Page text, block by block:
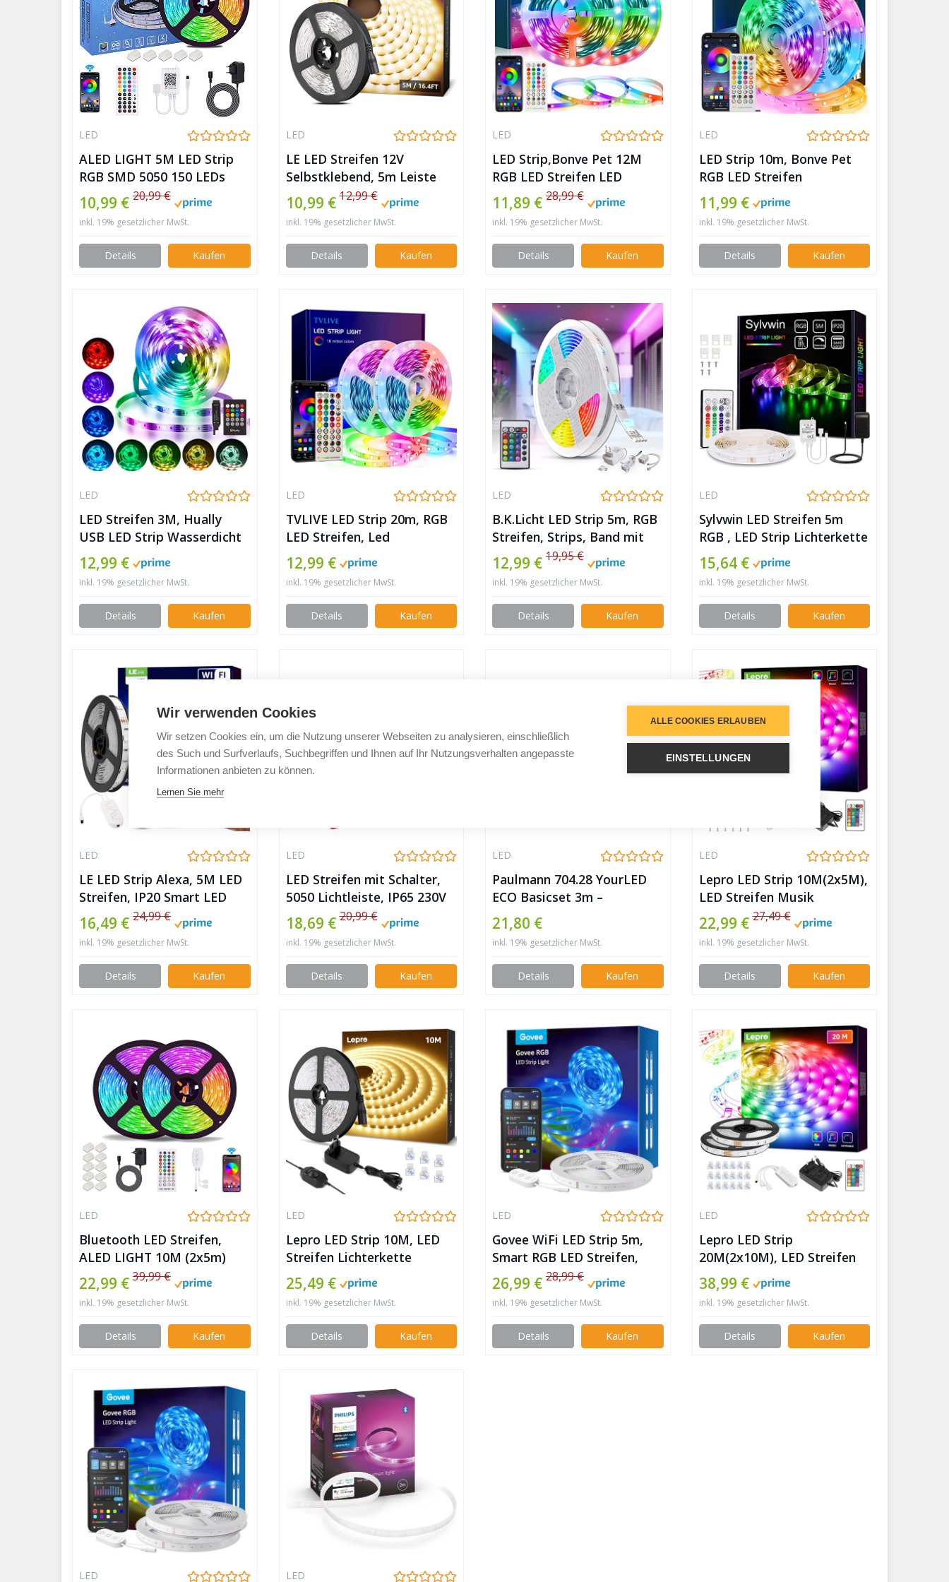
LED
ALED LIGHT 5M LED Strip
RGB SMD 5050 150 LEDs
Bluetooth LED Streifen, LED
Band, 12V Netzteil & 44 Key
Fernbedienung, Smart App
Steuerung LED Stripes
Lichtband Leiste Band
10,99 € 20,99 €
inkl. 19% gesetzlicher MwSt.
Details Kaufen
LED
LE LED Streifen 12V
Selbstklebend, 5m Leiste
mit 300 Stück 2835 LEDs,
3000 Kelvin 1200 Lumen
Warmweiß DIY Flexibel LED
Band für Innen Heim Küche
usw.
10,99 €12,99 €
inkl. 19% gesetzlicher MwSt.
Details Kaufen
LED
LED Strip,Bonve Pet 12M
RGB LED Streifen LED
Lichterkette mit
Fernbedienung,Bluetooth
APP Steuerbar,Sync zur
Musik,Farbwechsel 5050
LED Band Klebeband
Schlafzimmer,TV,Schrankdek
11,89 € 28,99 €
inkl. 19% gesetzlicher MwSt.
Details Kaufen
LED
LED Strip 10m, Bonve Pet
RGB LED Streifen
Wasserdicht, Farbwechsel
LED Lichterkette mit
Fernbedienung, App-
steuerung, Musikmodus,
Timer-Einstellung, LED Band
11,99 €
inkl. 19% gesetzlicher MwSt.
Details Kaufen
LED
LED Streifen 3M, Hually
USB LED Strip Wasserdicht
LED Band RGB mit
Fernbedienung, LED Leiste
Lichtband mit 8
Farbwechsel, Musik
synchronisieren, 4 Modi,
12,99 €
inkl. 19% gesetzlicher MwSt.
Details Kaufen
LED
TVLIVE LED Strip 20m, RGB
LED Streifen, Led
Lichterkette mit
Fernbedienung, 16 Mio.
Farben, App-Steuerung,
Musik Sync, Dimmbar,
Farbwechsel 5050 LED Band
12,99 €
inkl. 19% gesetzlicher MwSt.
Details Kaufen
LED
B.K.Licht LED Strip 5m, RGB
Streifen, Strips, Band mit
Farbwechsel, Stripes mit
Fernbedienung, Lichtband
selbstklebend, LED Leiste,
Lichterkette bunt,
Lichtleiste
12,99 € 19,95 €
inkl. 19% gesetzlicher MwSt.
Details Kaufen
LED
Sylvwin LED Streifen 5m
RGB , LED Strip Lichterkette
mit Fernbedienung,LED
Stripes Lichtband
Selbstklebend mit 16
Farbwechsel,4 Modi für
Zuhause,Schlafzimmer,TV,Schrankdeko,
15,64 €
inkl. 19% gesetzlicher MwSt.
Details Kaufen
LED
LE LED Strip Alexa, 5M LED
Streifen, IP20 Smart LED
Leiste inkl. Fernbedienung,
WiFi 5050 LED Band
Lichterkette für
Haus,Küche,Party,TV,
Lichtband Kompatibel mit
16,49 € 24,99 €
inkl. 19% gesetzlicher MwSt.
Details Kaufen
LED
LED Streifen mit Schalter,
5050 Lichtleiste, IP65 230V
60 LEDs/M (2 Meter,
Warmweiß)
18,69 €20,99 €
inkl. 19% gesetzlicher MwSt.
Details Kaufen
LED
Paulmann 704.28 YourLED
ECO Basicset 3m –
Warmweiß
21,80 €
inkl. 19% gesetzlicher MwSt.
Details Kaufen
LED
Lepro LED Strip 10M(2x5M),
LED Streifen Musik
Lichterkette mit
Fernbedienung, Band
Lichter, RGB Dimmbar
Lichtleiste Light, Lichtband
Leiste, Bunt Kette für Party
22,99 €27,49 €
inkl. 19% gesetzlicher MwSt.
Details Kaufen
LED
Bluetooth LED Streifen,
ALED LIGHT 10M (2x5m)
32,8Ft Wasserdicht IP65
RGB 5050 300(2×150) LED
Stripes mit Smart Bluetooth
Kontroller+40Tasten
Fernbedienung+ 12V
22,99 € 39,99 €
inkl. 19% gesetzlicher MwSt.
Details Kaufen
LED
Lepro LED Strip 10M, LED
Streifen Lichterkette
Warmweiß, Band Lichter,
Weiß Dimmbar Lichtleiste
Light, Lichtband Leiste,
Warmweiss Kette Stripes
für Party Weihnachten DIY
25,49 €
inkl. 19% gesetzlicher MwSt.
Details Kaufen
LED
Govee WiFi LED Strip 5m,
Smart RGB LED Streifen,
App-steuerung,
Farbwechsel, Musik Sync,
funktioniert mit Alexa und
Google Assistant
26,99 € 28,99 €
inkl. 19% gesetzlicher MwSt.
Details Kaufen
LED
Lepro LED Strip
20M(2x10M), LED Streifen
Musik Lichterkette mit
Fernbedienung, Band
Lichter, RGB Dimmbar
Lichtleiste Light, Lichtband
Leiste, Bunt Kette für Party
38,99 €
inkl. 19% gesetzlicher MwSt.
Details Kaufen
LED LED
Wir verwenden Cookies
Wir setzen Cookies ein, um die Nutzung unserer Webseiten zu analysieren, einschließlich
des Such und Surfverlaufs, Suchbegriffen und Ihnen auf Ihr Nutzungsverhalten angepasste
Informationen anbieten zu können.
Lernen Sie mehr
ALLE COOKIES ERLAUBEN
EINSTELLUNGEN